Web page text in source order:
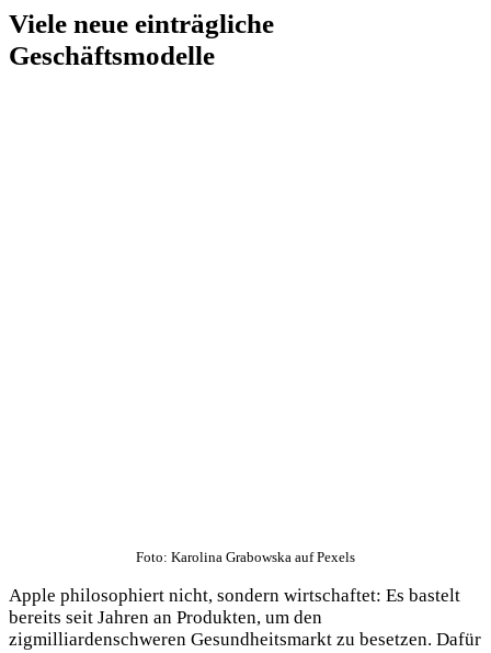
Viele neue einträgliche
Geschäftsmodelle
Foto: Karolina Grabowska auf Pexels
Apple philosophiert nicht, sondern wirtschaftet: Es bastelt
bereits seit Jahren an Produkten, um den
zigmilliardenschweren Gesundheitsmarkt zu besetzen. Dafür